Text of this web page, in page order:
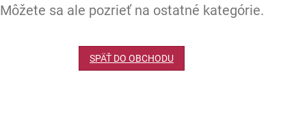
Môžete sa ale pozrieť na ostatné kategórie.
SPÄŤ DO OBCHODU